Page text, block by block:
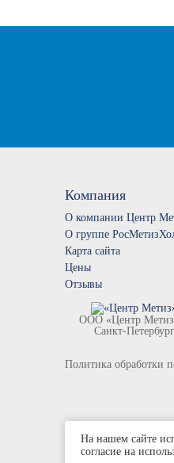
Компания
О компании Центр
О группе
Карта сайта
Цены
Отзывы
ООО «Центр
Санкт-Петербург
Политика обработки
На нашем сайте
согласие на